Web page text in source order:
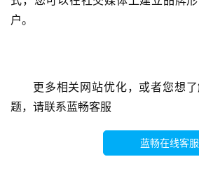
营
户。
更多相关网站优化，或者您想
题，请联系蓝畅客服
蓝畅在线